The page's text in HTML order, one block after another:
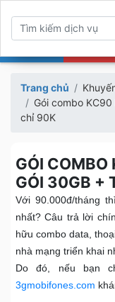
Trang chủ
Gói combo
chỉ 90K
GÓI COMBO
GÓI 30GB +
Với 90.000đ/tháng
nhất? Câu trả lời
hữu combo data,
nhà mạng triển khai
Do đó, nếu bạn
3gmobifones.com